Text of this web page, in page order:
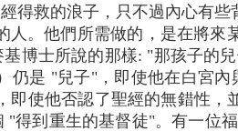
得救的浪子，只不過內心有
。他們所需做的，是在將來
博士所說的那樣: "那孩子的
仍是 "兒子"，即使他在白宮
使他否認了聖經的無錯性，
得到重生的基督徒"。有一位